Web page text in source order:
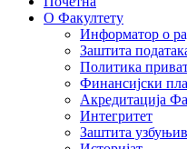
О Факултету
Информатор о
Заштита
Политика
Финансијски
Акредитација
Интегритет
Заштита